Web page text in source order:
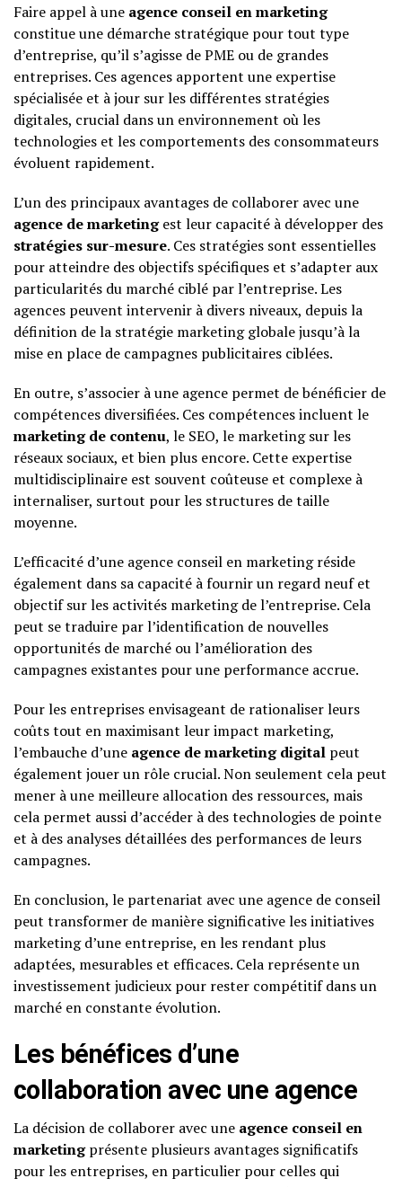
Faire appel à une agence conseil en marketing
constitue une démarche stratégique pour tout type
d’entreprise, qu’il s’agisse de PME ou de grandes
entreprises. Ces agences apportent une expertise
spécialisée et à jour sur les différentes stratégies
digitales, crucial dans un environnement où les
technologies et les comportements des consommateurs
évoluent rapidement.
L’un des principaux avantages de collaborer avec une
agence de marketingest leur capacité à développer des
stratégies sur-mesure. Ces stratégies sont essentielles
pour atteindre des objectifs spécifiques et s’adapter aux
particularités du marché ciblé par l’entreprise. Les
agences peuvent intervenir à divers niveaux, depuis la
définition de la stratégie marketing globale jusqu’à la
mise en place de campagnes publicitaires ciblées.
En outre, s’associer à une agence permet de bénéficier de
compétences diversifiées. Ces compétences incluent le
marketing de contenu, le SEO, le marketing sur les
réseaux sociaux, et bien plus encore. Cette expertise
multidisciplinaire est souvent coûteuse et complexe à
internaliser, surtout pour les structures de taille
moyenne.
L’efficacité d’une agence conseil en marketing réside
également dans sa capacité à fournir un regard neuf et
objectif sur les activités marketing de l’entreprise. Cela
peut se traduire par l’identification de nouvelles
opportunités de marché ou l’amélioration des
campagnes existantes pour une performance accrue.
Pour les entreprises envisageant de rationaliser leurs
coûts tout en maximisant leur impact marketing,
l’embauche d’une agence de marketing digital peut
également jouer un rôle crucial. Non seulement cela peut
mener à une meilleure allocation des ressources, mais
cela permet aussi d’accéder à des technologies de pointe
et à des analyses détaillées des performances de leurs
campagnes.
En conclusion, le partenariat avec une agence de conseil
peut transformer de manière significative les initiatives
marketing d’une entreprise, en les rendant plus
adaptées, mesurables et efficaces. Cela représente un
investissement judicieux pour rester compétitif dans un
marché en constante évolution.
Les bénéfices d’une
collaboration avec une agence
La décision de collaborer avec une agence conseil en
marketingprésente plusieurs avantages significatifs
pour les entreprises, en particulier pour celles qui